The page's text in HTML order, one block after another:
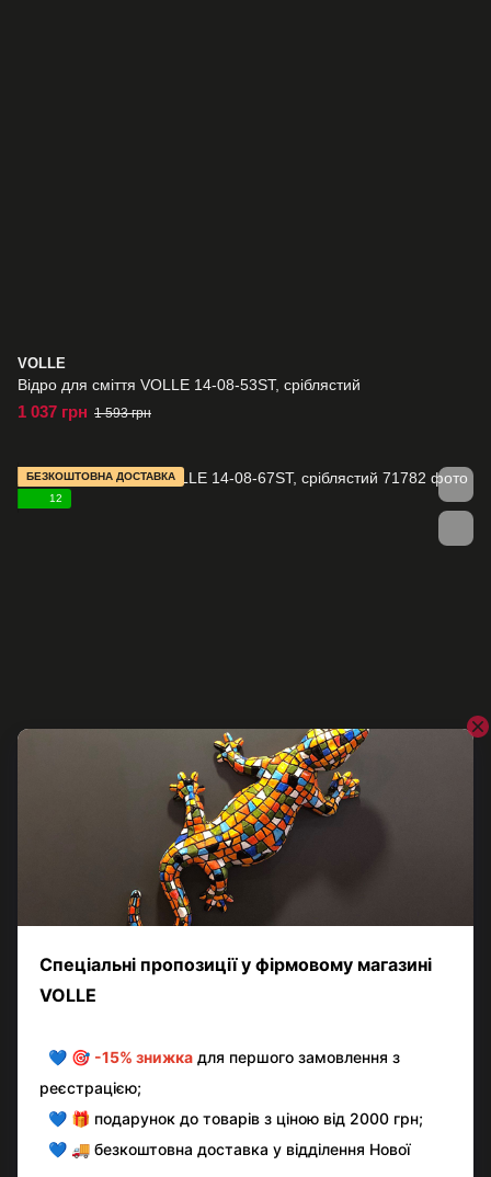
VOLLE
Відро для сміття VOLLE 14-08-53ST, сріблястий
1 037 грн 1 593 грн
БЕЗКОШТОВНА ДОСТАВКА
12
Відро для сміття VOLLE 14-08-67ST, сріблястий
1 971 грн
Контактна інформація
Повна версія сайту